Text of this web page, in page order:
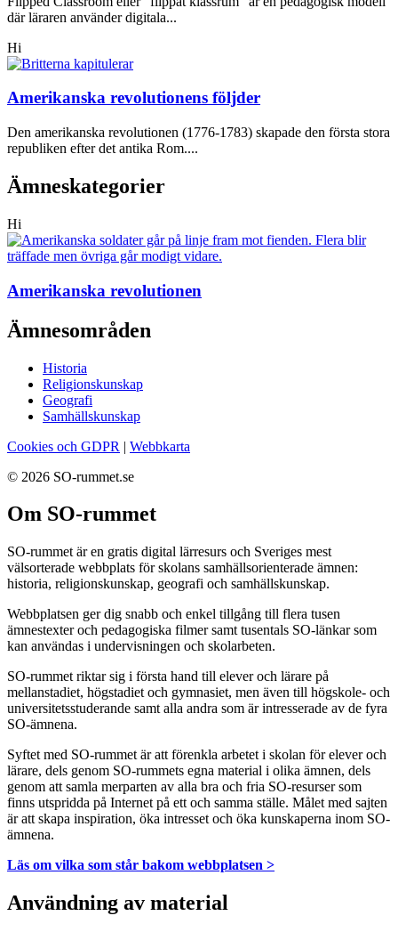
där läraren använder digitala...
Hi
Amerikanska revolutionens följder
Den amerikanska revolutionen (1776-1783) skapade den första stora
republiken efter det antika Rom....
Ämneskategorier
Hi
Amerikanska revolutionen
Ämnesområden
Historia
Religionskunskap
Geografi
Samhällskunskap
Cookies och GDPR | Webbkarta
© 2026 SO-rummet.se
Om SO-rummet
SO-rummet är en gratis digital lärresurs och Sveriges mest
välsorterade webbplats för skolans samhällsorienterade ämnen:
historia, religionskunskap, geografi och samhällskunskap.
Webbplatsen ger dig snabb och enkel tillgång till flera tusen
ämnestexter och pedagogiska filmer samt tusentals SO-länkar som
kan användas i undervisningen och skolarbeten.
SO-rummet riktar sig i första hand till elever och lärare på
mellanstadiet, högstadiet och gymnasiet, men även till högskole- och
universitetsstuderande samt alla andra som är intresserade av de fyra
SO-ämnena.
Syftet med SO-rummet är att förenkla arbetet i skolan för elever och
lärare, dels genom SO-rummets egna material i olika ämnen, dels
genom att samla merparten av alla bra och fria SO-resurser som
finns utspridda på Internet på ett och samma ställe. Målet med sajten
är att skapa inspiration, öka intresset och öka kunskaperna inom SO-
ämnena.
Läs om vilka som står bakom webbplatsen >
Användning av material